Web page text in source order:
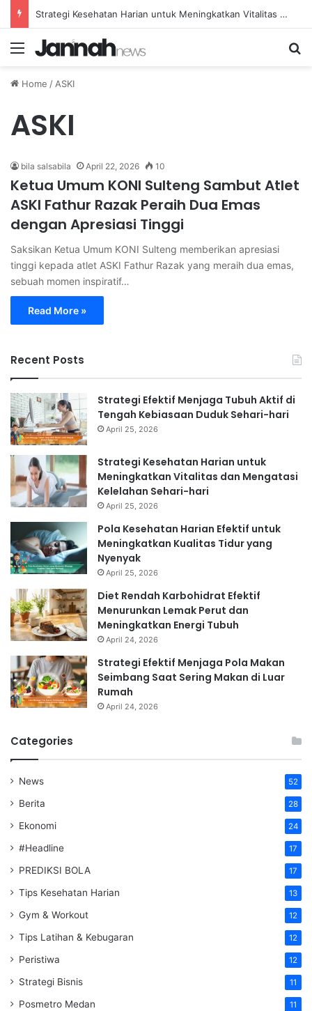
Strategi Kesehatan Harian untuk Meningkatkan Vitalitas dan Mengatasi Kelelahan Sehari-hari
Menu
Home / ASKI
ASKI
bila salsabila April 22, 2026 10
Ketua Umum KONI Sulteng Sambut Atlet
ASKI Fathur Razak Peraih Dua Emas
dengan Apresiasi Tinggi
Saksikan Ketua Umum KONI Sulteng memberikan apresiasi
tinggi kepada atlet ASKI Fathur Razak yang meraih dua emas,
sebuah momen inspiratif…
Read More »
Recent Posts
Strategi Efektif Menjaga Tubuh Aktif di
Tengah Kebiasaan Duduk Sehari-hari
April 25, 2026
Strategi Kesehatan Harian untuk
Meningkatkan Vitalitas dan Mengatasi
Kelelahan Sehari-hari
April 25, 2026
Pola Kesehatan Harian Efektif untuk
Meningkatkan Kualitas Tidur yang
Nyenyak
April 25, 2026
Diet Rendah Karbohidrat Efektif
Menurunkan Lemak Perut dan
Meningkatkan Energi Tubuh
April 24, 2026
Strategi Efektif Menjaga Pola Makan
Seimbang Saat Sering Makan di Luar
Rumah
April 24, 2026
Categories
News 52
Berita 28
Ekonomi 24
#Headline 17
PREDIKSI BOLA 17
Tips Kesehatan Harian 13
Gym & Workout 12
Tips Latihan & Kebugaran 12
Peristiwa 12
Strategi Bisnis 11
Posmetro Medan 11